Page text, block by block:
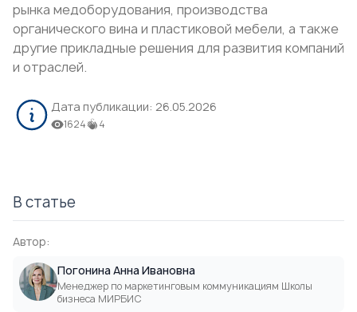
рынка медоборудования, производства
органического вина и пластиковой мебели, а также
другие прикладные решения для развития компаний
и отраслей.
Дата публикации: 26.05.2026
1624 4
В статье
Автор:
Погонина Анна Ивановна
Менеджер по маркетинговым коммуникациям Школы
бизнеса МИРБИС